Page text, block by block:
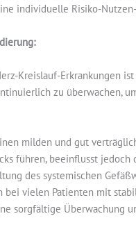
individuelle Risiko-
Kreislauf-Erkrankungen
zu überwachen,
milden und gut
führen, beeinflusst
des systemischen
bei vielen Patienten mit
sorgfältige Überwachung